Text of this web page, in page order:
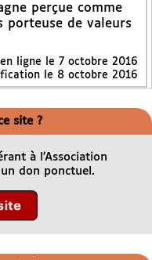
perçue comme
porteuse de valeurs
ligne le 7 octobre 2016
le 8 octobre 2016
site ?
à l’Association
don ponctuel.